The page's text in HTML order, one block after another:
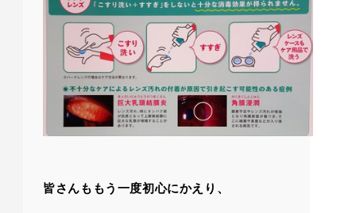
皆さんももう一度初心にかえり、